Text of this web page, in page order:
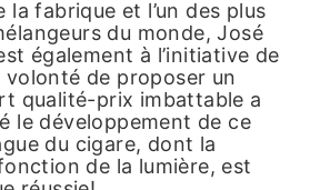
la fabrique et l’un des plus
du monde, José
également à l’initiative de
volonté de proposer un
qualité-prix imbattable a
le développement de ce
du cigare, dont la
de la lumière, est